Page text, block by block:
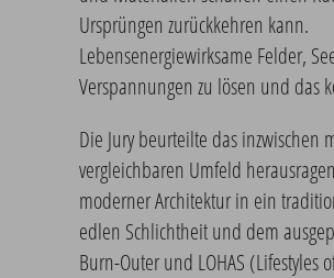
Ursprüngen zurückkehren kann.
Lebensenergiewirksame Felder,
Verspannungen zu lösen und das
Die Jury beurteilte das inzwischen
vergleichbaren Umfeld
moderner Architektur in ein
edlen Schlichtheit und dem
Burn-Outer und LOHAS